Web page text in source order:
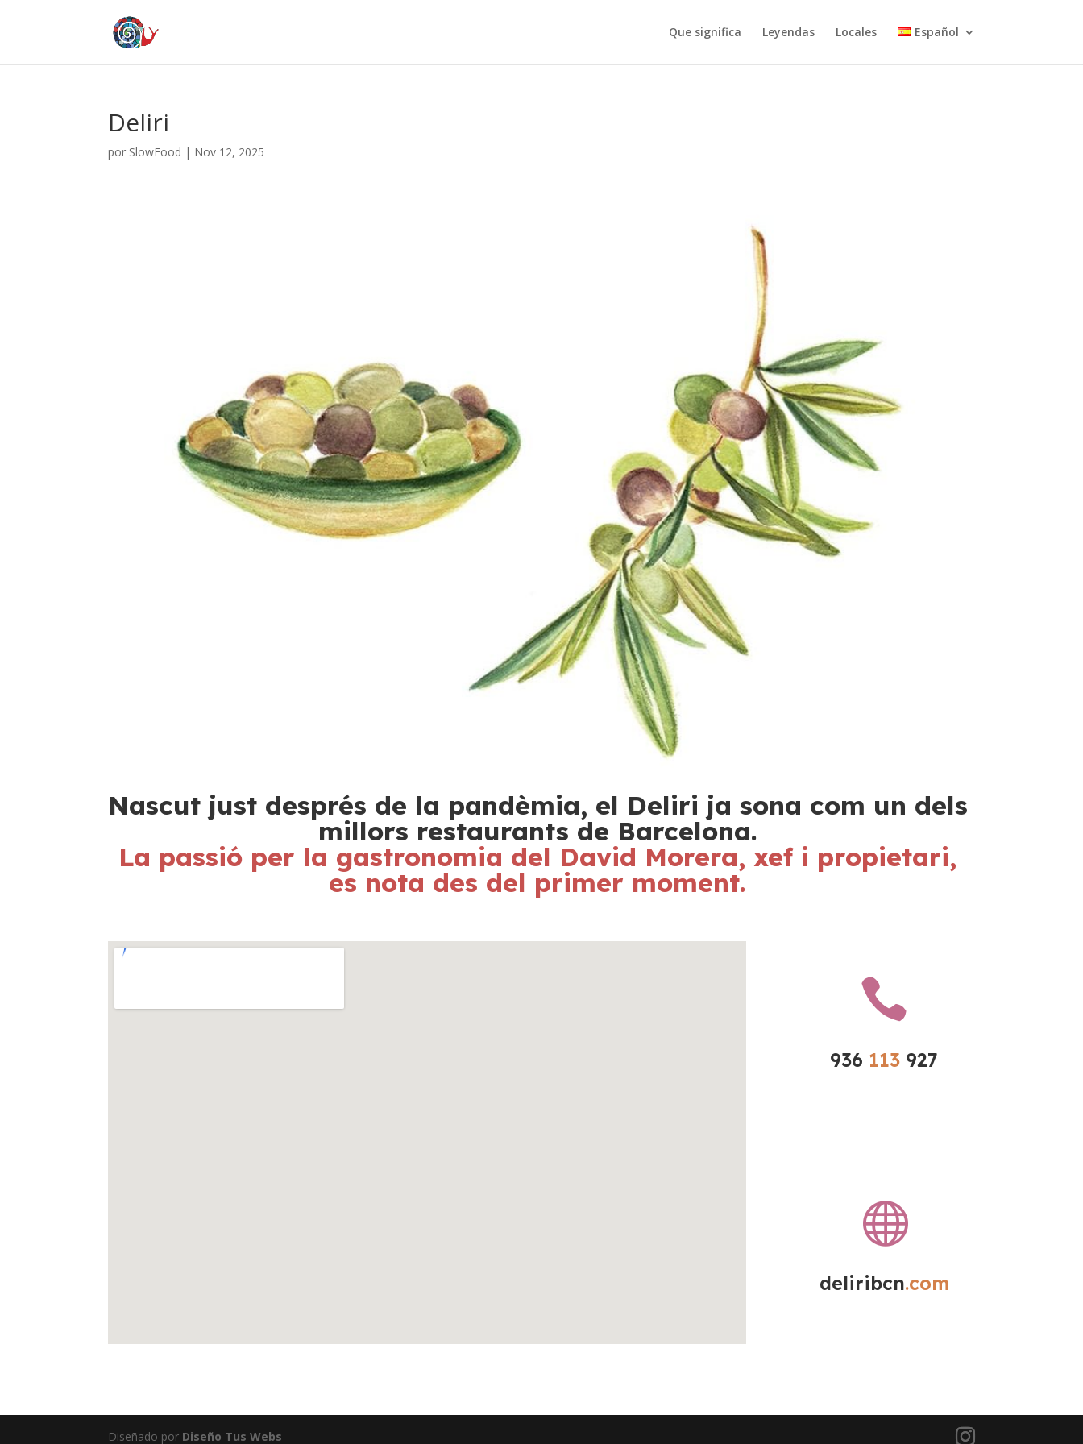
Que significa Leyendas Locales Español
Deliri
por SlowFood | Nov 12, 2025
Nascut just després de la pandèmia, el Deliri ja sona com un dels
millors restaurants de Barcelona.
La passió per la gastronomia del David Morera, xef i propietari,
es nota des del primer moment.

936 113 927

deliribcn.com
Diseñado por Diseño Tus Webs